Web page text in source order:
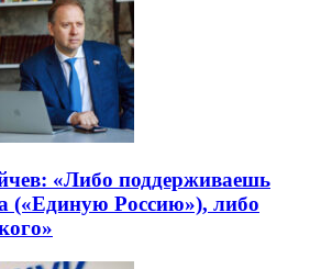
«Либо поддерживаешь
(«Единую Россию»), либо